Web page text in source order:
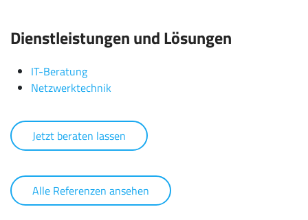
Dienstleistungen und Lösungen
IT-Beratung
Netzwerktechnik
Jetzt beraten lassen
Alle Referenzen ansehen